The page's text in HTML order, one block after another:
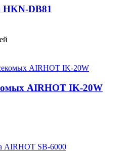
HKN-DB81
AIRHOT IK-20W